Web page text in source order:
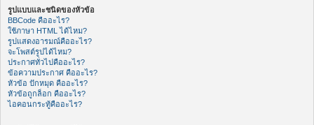
รูปแบบและชนิดของหัวข้อ
BBCode คืออะไร?
ใช้ภาษา HTML ได้ไหม?
รูปแสดงอารมณ์คืออะไร?
จะโพสต์รูปได้ไหม?
ประกาศทั่วไปคืออะไร?
ข้อความประกาศ คืออะไร?
หัวข้อ ปักหมุด คืออะไร?
หัวข้อถูกล็อก คืออะไร?
ไอคอนกระทู้คืออะไร?